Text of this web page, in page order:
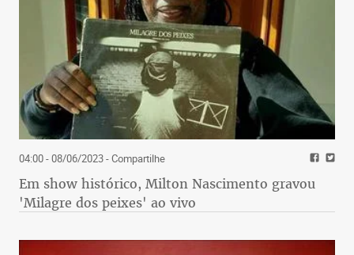
04:00 - 08/06/2023- Compartilhe
Em show histórico, Milton Nascimento gravou
'Milagre dos peixes' ao vivo